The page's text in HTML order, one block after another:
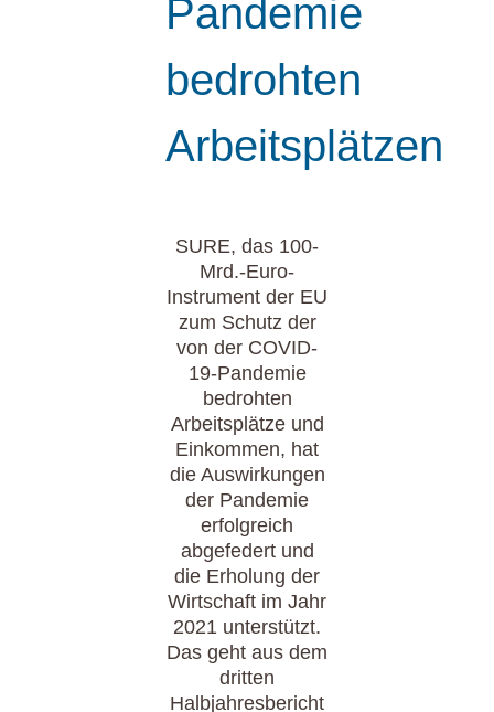
Pandemie
bedrohten
Arbeitsplätzen
SURE, das 100-
Mrd.-Euro-
Instrument der EU
zum Schutz der
von der COVID-
19-Pandemie
bedrohten
Arbeitsplätze und
Einkommen, hat
die Auswirkungen
der Pandemie
erfolgreich
abgefedert und
die Erholung der
Wirtschaft im Jahr
2021 unterstützt.
Das geht aus dem
dritten
Halbjahresbericht